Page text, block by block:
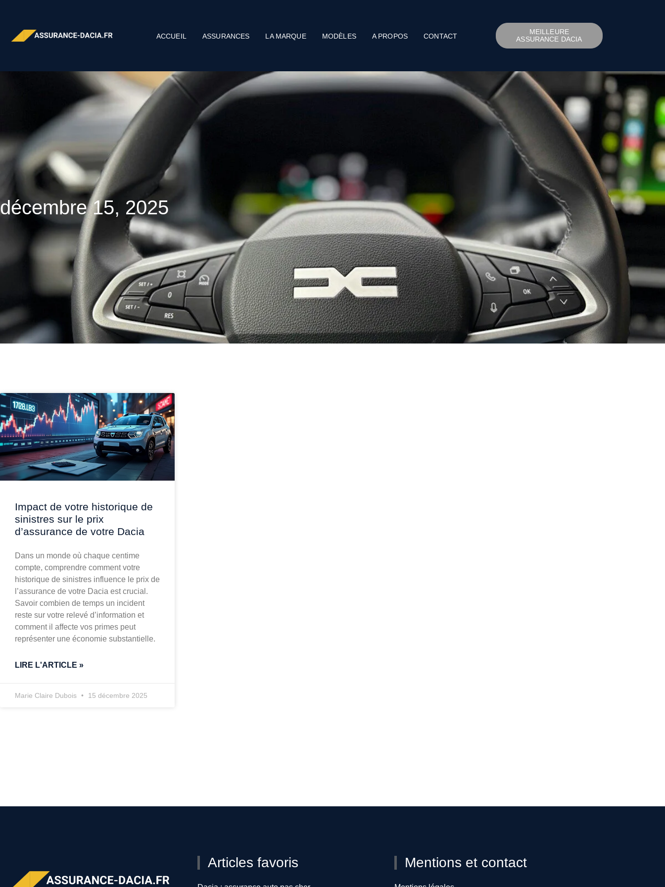
ACCUEIL ASSURANCES LA MARQUE MODÈLES A PROPOS CONTACT
MEILLEURE
ASSURANCE DACIA
décembre 15, 2025
Impact de votre historique de
sinistres sur le prix
d’assurance de votre Dacia
Dans un monde où chaque centime
compte, comprendre comment votre
historique de sinistres influence le prix de
l’assurance de votre Dacia est crucial.
Savoir combien de temps un incident
reste sur votre relevé d’information et
comment il affecte vos primes peut
représenter une économie substantielle.
LIRE L'ARTICLE »
Marie Claire Dubois 15 décembre 2025
Articles favoris Mentions et contact